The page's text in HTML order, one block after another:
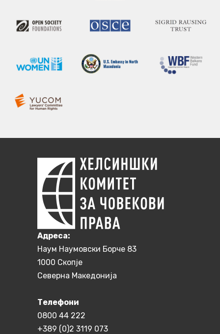
Aдреса:
Наум Наумовски Борче 83
1000 Скопје
Северна Македонија
Телефони
0800 44 222
+389 (0)2 3119 073